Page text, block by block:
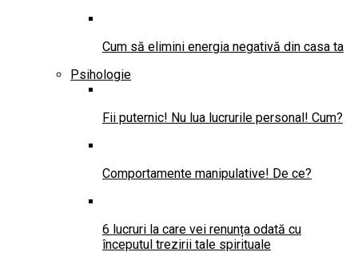
Cum să elimini energia negativă din casa ta
Psihologie
Fii puternic! Nu lua lucrurile personal! Cum?
Comportamente manipulative! De ce?
6 lucruri la care vei renunța odată cu
începutul trezirii tale spirituale